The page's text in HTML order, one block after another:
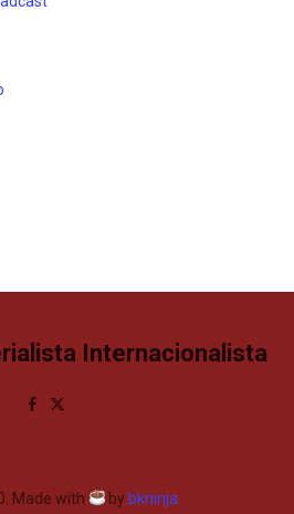
Internacionalista
Made with by bkninja